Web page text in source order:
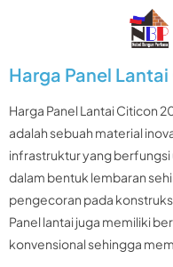
Harga Panel
Harga Panel Lantai Citicon
adalah sebuah material
infrastruktur yang
dalam bentuk lembaran
pengecoran pada
Panel lantai juga memiliki
konvensional sehingga